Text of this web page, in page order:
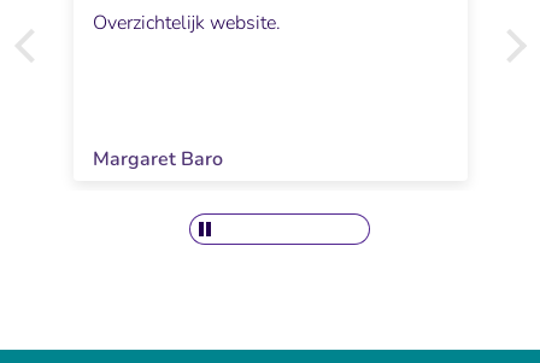
Overzichtelijk website.
Margaret Baro